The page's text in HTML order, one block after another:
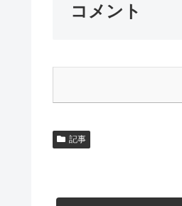
コメント
記事